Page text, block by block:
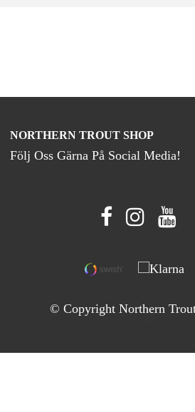
NORTHERN TROUT SHOP
Följ Oss Gärna På Social Media!
© Copyright Northern